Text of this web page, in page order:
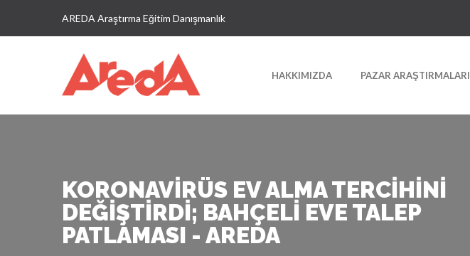
AREDA Araştırma Eğitim Danışmanlık
HAKKIMIZDA PAZAR ARAŞTIRMALARI
KORONAVIRÜS EV ALMA TERCIHINI
DEĞIŞTIRDI; BAHÇELI EVE TALEP
PATLAMASI - AREDA